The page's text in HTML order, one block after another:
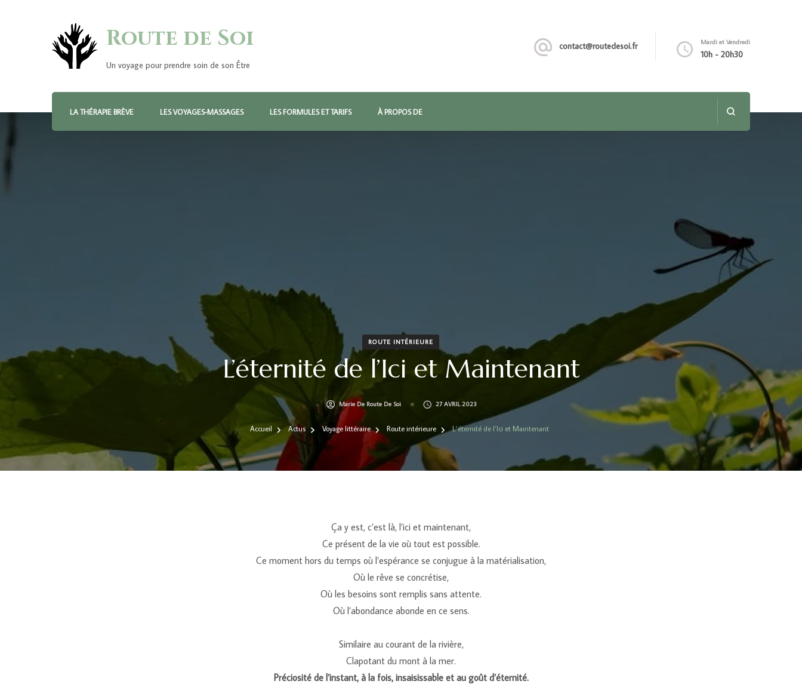
Route de Soi
Un voyage pour prendre soin de son Être
contact@routedesoi.fr Mardi et Vendredi
10h - 20h30
LA THÉRAPIE BRÈVE LES VOYAGES-MASSAGES LES FORMULES ET TARIFS À PROPOS DE
ROUTE INTÉRIEURE
L’éternité de l’Ici et Maintenant
Marie De Route De Soi 27 AVRIL 2023
Accueil Actus Voyage littéraire Route intérieure L’éternité de l’Ici et Maintenant
Ça y est, c’est là, l’ici et maintenant,
Ce présent de la vie où tout est possible.
Ce moment hors du temps où l’espérance se conjugue à la matérialisation,
Où le rêve se concrétise,
Où les besoins sont remplis sans attente.
Où l’abondance abonde en ce sens.
Similaire au courant de la rivière,
Clapotant du mont à la mer.
Préciosité de l’instant, à la fois, insaisissable et au goût d’éternité.